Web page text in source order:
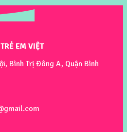
EM VIỆT
Bình Trị Đông A, Quận Bình